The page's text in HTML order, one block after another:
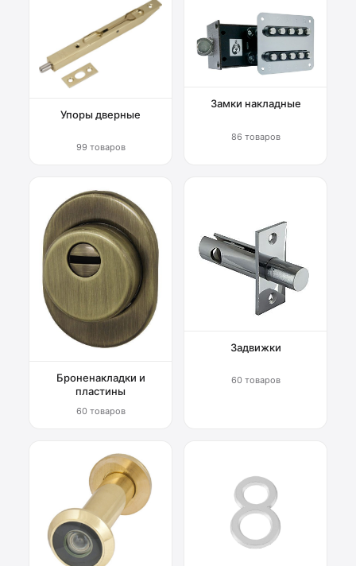
Упоры дверные
99 товаров
Замки накладные
86 товаров
Броненакладки и
пластины
60 товаров
Задвижки
60 товаров